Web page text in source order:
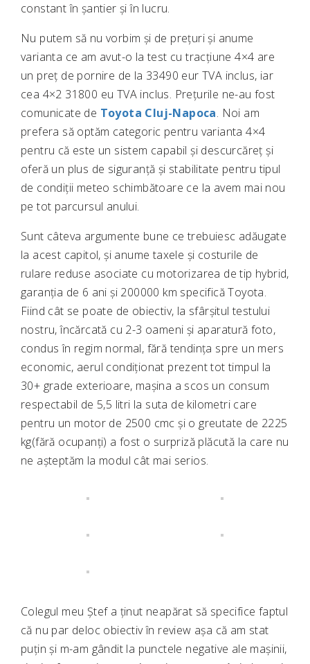
constant în șantier și în lucru.
Nu putem să nu vorbim și de prețuri și anume
varianta ce am avut-o la test cu tracțiune 4×4 are
un preț de pornire de la 33490 eur TVA inclus, iar
cea 4×2 31800 eu TVA inclus. Prețurile ne-au fost
comunicate de Toyota Cluj-Napoca. Noi am
prefera să optăm categoric pentru varianta 4×4
pentru că este un sistem capabil și descurcăreț și
oferă un plus de siguranță și stabilitate pentru tipul
de condiții meteo schimbătoare ce la avem mai nou
pe tot parcursul anului.
Sunt câteva argumente bune ce trebuiesc adăugate
la acest capitol, și anume taxele și costurile de
rulare reduse asociate cu motorizarea de tip hybrid,
garanția de 6 ani și 200000 km specifică Toyota.
Fiind cât se poate de obiectiv, la sfârșitul testului
nostru, încărcată cu 2-3 oameni și aparatură foto,
condus în regim normal, fără tendința spre un mers
economic, aerul condiționat prezent tot timpul la
30+ grade exterioare, mașina a scos un consum
respectabil de 5,5 litri la suta de kilometri care
pentru un motor de 2500 cmc și o greutate de 2225
kg(fără ocupanți) a fost o surpriză plăcută la care nu
ne așteptăm la modul cât mai serios.
Colegul meu Ștef a ținut neapărat să specifice faptul
că nu par deloc obiectiv în review așa că am stat
puțin și m-am gândit la punctele negative ale mașinii,